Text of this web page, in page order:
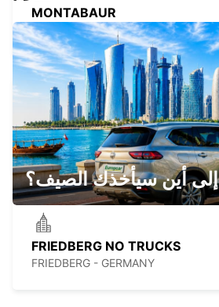
MONTABAUR
MONTABAUR - GERMANY
SIEGEN
SIEGEN - GERMANY
FRIEDBERG NO TRUCKS
FRIEDBERG - GERMANY
إلى أين سيأخذك الصيف؟